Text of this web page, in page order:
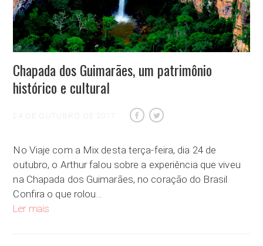
Chapada dos Guimarães, um patrimônio
histórico e cultural
24 DE OUTUBRO DE 2017
No Viaje com a Mix desta terça-feira, dia 24 de
outubro, o Arthur falou sobre a experiência que viveu
na Chapada dos Guimarães, no coração do Brasil.
Confira o que rolou…
Ler mais